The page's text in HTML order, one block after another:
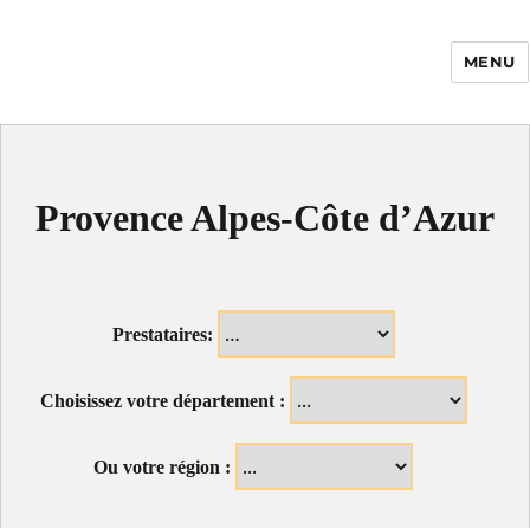
Enfance Made in
MENU
Provence Alpes-Côte d’Azur
Prestataires:
Choisissez votre département :
Ou votre région :